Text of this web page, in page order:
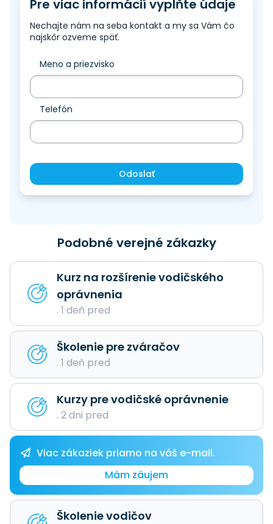
Pre viac informácií vyplňte údaje
Nechajte nám na seba kontakt a my sa Vám čo
najskôr ozveme späť.
Meno a priezvisko
Telefón
Odoslať
Podobné verejné zákazky
Kurz na rozšírenie vodičského
oprávnenia
. 1 deň pred
Školenie pre zváračov
. 1 deň pred
Kurzy pre vodičské oprávnenie
. 2 dni pred
Viac zákaziek priamo na váš e-mail.
Mám záujem
Školenie vodičov